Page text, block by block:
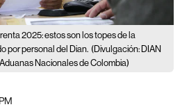
2025: estos son los topes de la
por personal del Dian. (Divulgación: DIAN
Nacionales de Colombia)